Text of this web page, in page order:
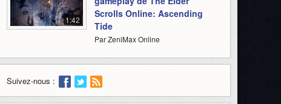
1:42
Scrolls Online: Ascending
Tide
Par ZeniMax Online
Suivez-nous :